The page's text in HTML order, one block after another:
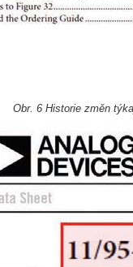
Obr. 6 Historie změn